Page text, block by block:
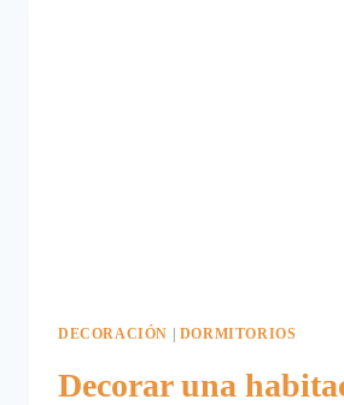
DECORACIÓN | DORMITORIOS
Decorar una